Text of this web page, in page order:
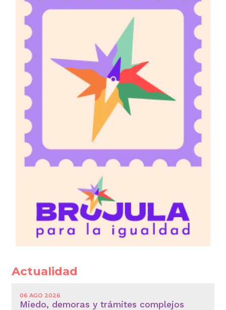
Actualidad
06 AGO 2026
Miedo, demoras y trámites complejos